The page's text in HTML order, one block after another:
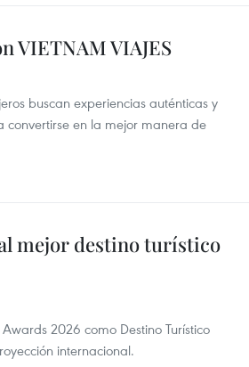
VIETNAM VIAJES
buscan experiencias auténticas y
convertirse en la mejor manera de
mejor destino turístico
2026 como Destino Turístico
internacional.